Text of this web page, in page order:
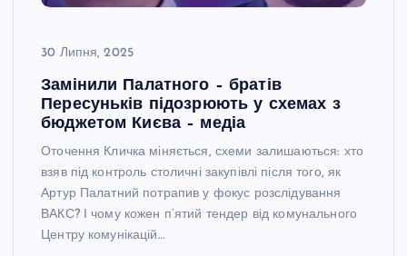
30 Липня, 2025
Замінили Палатного – братів
Пересуньків підозрюють у схемах з
бюджетом Києва – медіа
Оточення Кличка міняється, схеми залишаються: хто
взяв під контроль столичні закупівлі після того, як
Артур Палатний потрапив у фокус розслідування
ВАКС? І чому кожен п’ятий тендер від комунального
Центру комунікацій…